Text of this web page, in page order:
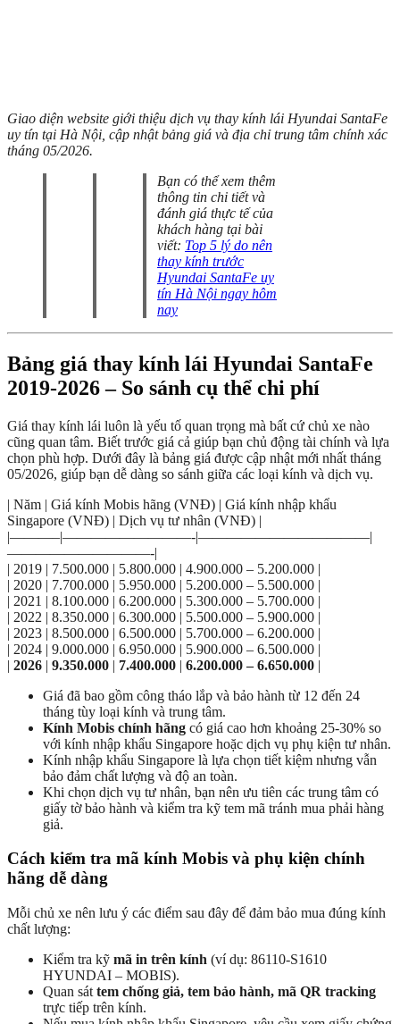
Giao diện website giới thiệu dịch vụ thay kính lái Hyundai SantaFe
uy tín tại Hà Nội, cập nhật bảng giá và địa chỉ trung tâm chính xác
tháng 05/2026.
Bạn có thể xem thêm
thông tin chi tiết và
đánh giá thực tế của
khách hàng tại bài
viết: Top 5 lý do nên
thay kính trước
Hyundai SantaFe uy
tín Hà Nội ngay hôm
nay
Bảng giá thay kính lái Hyundai SantaFe
2019-2026 – So sánh cụ thể chi phí
Giá thay kính lái luôn là yếu tố quan trọng mà bất cứ chủ xe nào
cũng quan tâm. Biết trước giá cả giúp bạn chủ động tài chính và lựa
chọn phù hợp. Dưới đây là bảng giá được cập nhật mới nhất tháng
05/2026, giúp bạn dễ dàng so sánh giữa các loại kính và dịch vụ.
| Năm | Giá kính Mobis hãng (VNĐ) | Giá kính nhập khẩu
Singapore (VNĐ) | Dịch vụ tư nhân (VNĐ) |
|———–|—————————-|————————————|
——————————-|
| 2019 | 7.500.000 | 5.800.000 | 4.900.000 – 5.200.000 |
| 2020 | 7.700.000 | 5.950.000 | 5.200.000 – 5.500.000 |
| 2021 | 8.100.000 | 6.200.000 | 5.300.000 – 5.700.000 |
| 2022 | 8.350.000 | 6.300.000 | 5.500.000 – 5.900.000 |
| 2023 | 8.500.000 | 6.500.000 | 5.700.000 – 6.200.000 |
| 2024 | 9.000.000 | 6.950.000 | 5.900.000 – 6.500.000 |
| 2026 | 9.350.000 | 7.400.000 | 6.200.000 – 6.650.000 |
Giá đã bao gồm công tháo lắp và bảo hành từ 12 đến 24
tháng tùy loại kính và trung tâm.
Kính Mobis chính hãng có giá cao hơn khoảng 25-30% so
với kính nhập khẩu Singapore hoặc dịch vụ phụ kiện tư nhân.
Kính nhập khẩu Singapore là lựa chọn tiết kiệm nhưng vẫn
bảo đảm chất lượng và độ an toàn.
Khi chọn dịch vụ tư nhân, bạn nên ưu tiên các trung tâm có
giấy tờ bảo hành và kiểm tra kỹ tem mã tránh mua phải hàng
giả.
Cách kiểm tra mã kính Mobis và phụ kiện chính
hãng dễ dàng
Mỗi chủ xe nên lưu ý các điểm sau đây để đảm bảo mua đúng kính
chất lượng:
Kiểm tra kỹ mã in trên kính (ví dụ: 86110-S1610
HYUNDAI – MOBIS).
Quan sát tem chống giả, tem bảo hành, mã QR tracking
trực tiếp trên kính.